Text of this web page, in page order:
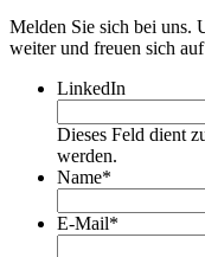
Melden Sie sich bei uns.
weiter und freuen sich
LinkedIn
Dieses Feld dient
werden.
Name*
E-Mail*